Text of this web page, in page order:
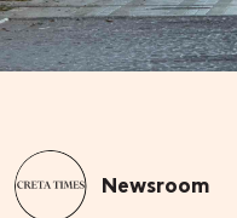
Newsroom